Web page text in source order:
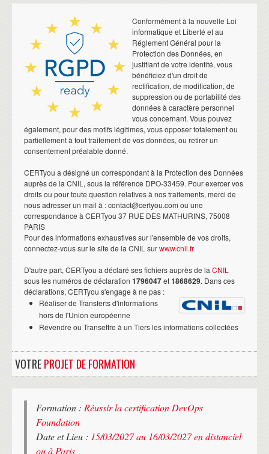
Conformément à la nouvelle Loi
informatique et Liberté et au
Réglement Général pour la
Protection des Données, en
justifiant de votre identité, vous
bénéficiez d'un droit de
rectification, de modification, de
suppression ou de portabilité des
données à caractère personnel
vous concernant. Vous pouvez
également, pour des motifs légitimes, vous opposer totalement ou
partiellement à tout traitement de vos données, ou retirer un
consentement préalable donné.
CERTyou a désigné un correspondant à la Protection des Données
auprès de la CNIL, sous la référence DPO-33459. Pour exercer vos
droits ou pour toute question relatives à nos traitements, merci de
nous adresser un mail à : contact@certyou.com ou une
correspondance à CERTyou 37 RUE DES MATHURINS, 75008
PARIS
Pour des informations exhaustives sur l'ensemble de vos droits,
connectez-vous sur le site de la CNIL surwww.cnil.fr
D'autre part, CERTyou a déclaré ses fichiers auprès de la CNIL
sous les numéros de déclaration 1796047et1868629. Dans ces
déclarations, CERTyou s'engage à ne pas :
Réaliser de Transferts d'informations
hors de l'Union européenne
Revendre ou Transettre à un Tiers les informations collectées
VOTREPROJET DE FORMATION
Formation : Réussir la certification DevOps
Foundation
Date et Lieu : 15/03/2027 au 16/03/2027 en distanciel
ou à Paris